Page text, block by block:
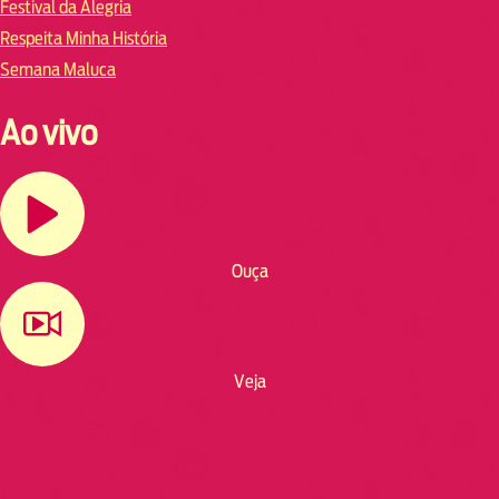
Festival da Alegria
Respeita Minha História
Semana Maluca
Ao vivo
Ouça
Veja